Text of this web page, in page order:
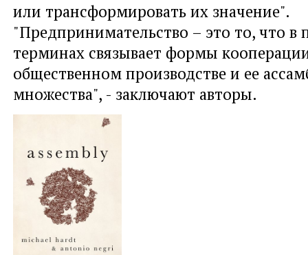
или трансформировать их значение".
"Предпринимательство – это то, что в
терминах связывает формы
общественном производстве и ее
множества", - заключают авторы.